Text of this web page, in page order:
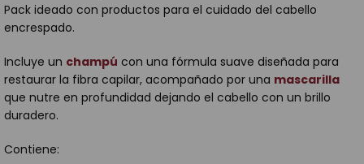
Pack ideado con productos para el cuidado del cabello
encrespado.
Incluye un champú con una fórmula suave diseñada para
restaurar la fibra capilar, acompañado por una mascarilla
que nutre en profundidad dejando el cabello con un brillo
duradero.
Contiene: